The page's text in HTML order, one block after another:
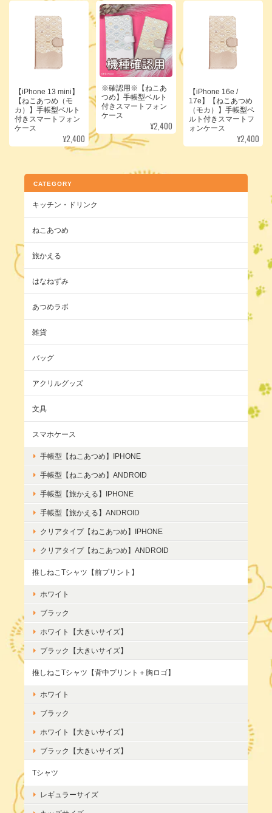
【iPhone 13 mini】
【ねこあつめ（モ
カ）】手帳型ベルト
付きスマートフォン
ケース
¥2,400
※確認用※【ねこあ
つめ】手帳型ベルト
付きスマートフォン
ケース
¥2,400
【iPhone 16e /
17e】【ねこあつめ
（モカ）】手帳型ベ
ルト付きスマートフ
ォンケース
¥2,400
CATEGORY
キッチン・ドリンク
ねこあつめ
旅かえる
はなねずみ
あつめラボ
雑貨
バッグ
アクリルグッズ
文具
スマホケース
手帳型【ねこあつめ】IPHONE
手帳型【ねこあつめ】ANDROID
手帳型【旅かえる】IPHONE
手帳型【旅かえる】ANDROID
クリアタイプ【ねこあつめ】IPHONE
クリアタイプ【ねこあつめ】ANDROID
推しねこTシャツ【前プリント】
ホワイト
ブラック
ホワイト【大きいサイズ】
ブラック【大きいサイズ】
推しねこTシャツ【背中プリント＋胸ロゴ】
ホワイト
ブラック
ホワイト【大きいサイズ】
ブラック【大きいサイズ】
Tシャツ
レギュラーサイズ